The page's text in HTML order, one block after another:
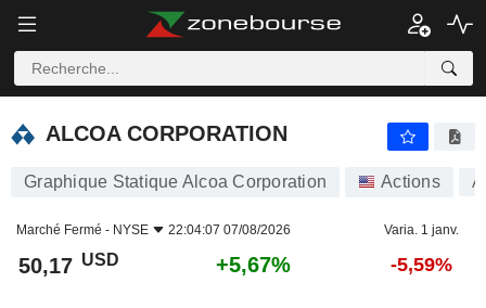
ALCOA CORPORATION
ALCOA CORPORATION
Graphique Statique Alcoa Corporation Actions
Marché Fermé - NYSE 22:04:07 07/08/2026 Varia. 1 janv.
50,17 USD +5,67% -5,59%